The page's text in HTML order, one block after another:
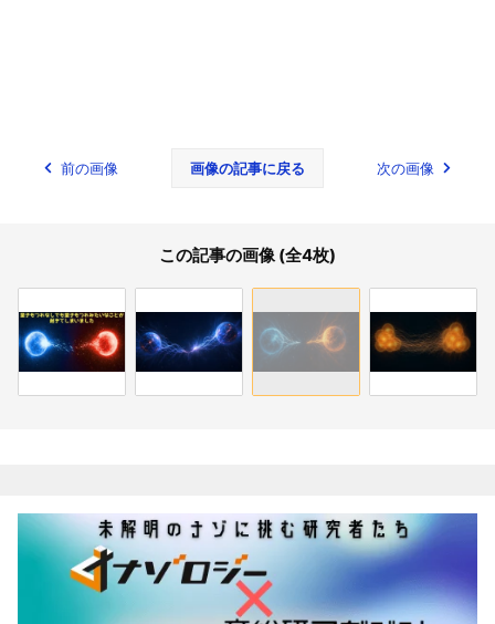
前の画像 画像の記事に戻る 次の画像
この記事の画像 (全4枚)